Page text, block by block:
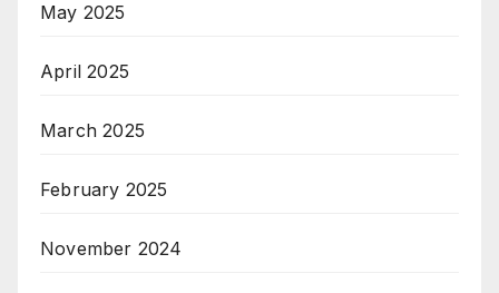
May 2025
April 2025
March 2025
February 2025
November 2024